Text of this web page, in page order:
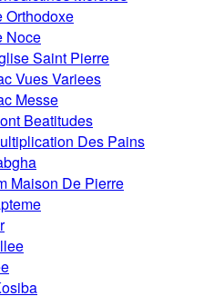
Orthodoxe
Noce
Saint Pierre
Vues Variees
Messe
Beatitudes
Des Pains
Maison De Pierre